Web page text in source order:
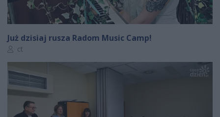
Już dzisiaj rusza Radom Music Camp!
Autor artykułu:
ct